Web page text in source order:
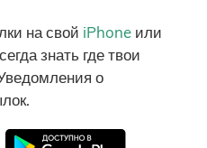
на свой iPhone или
знать где твои
о